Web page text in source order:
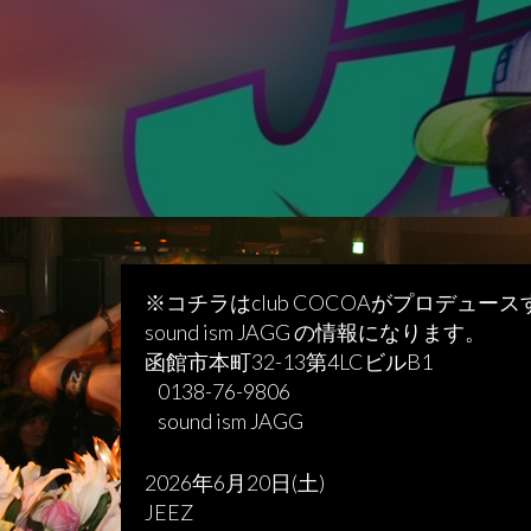
※コチラはclub COCOAがプロデュー
sound ism JAGG の情報になります。
函館市本町32-13第4LCビルB1
0138-76-9806
sound ism JAGG
2026年6月20日(土)
JEEZ